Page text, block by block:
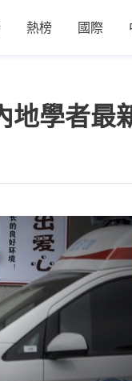
熱榜 國際
地學者